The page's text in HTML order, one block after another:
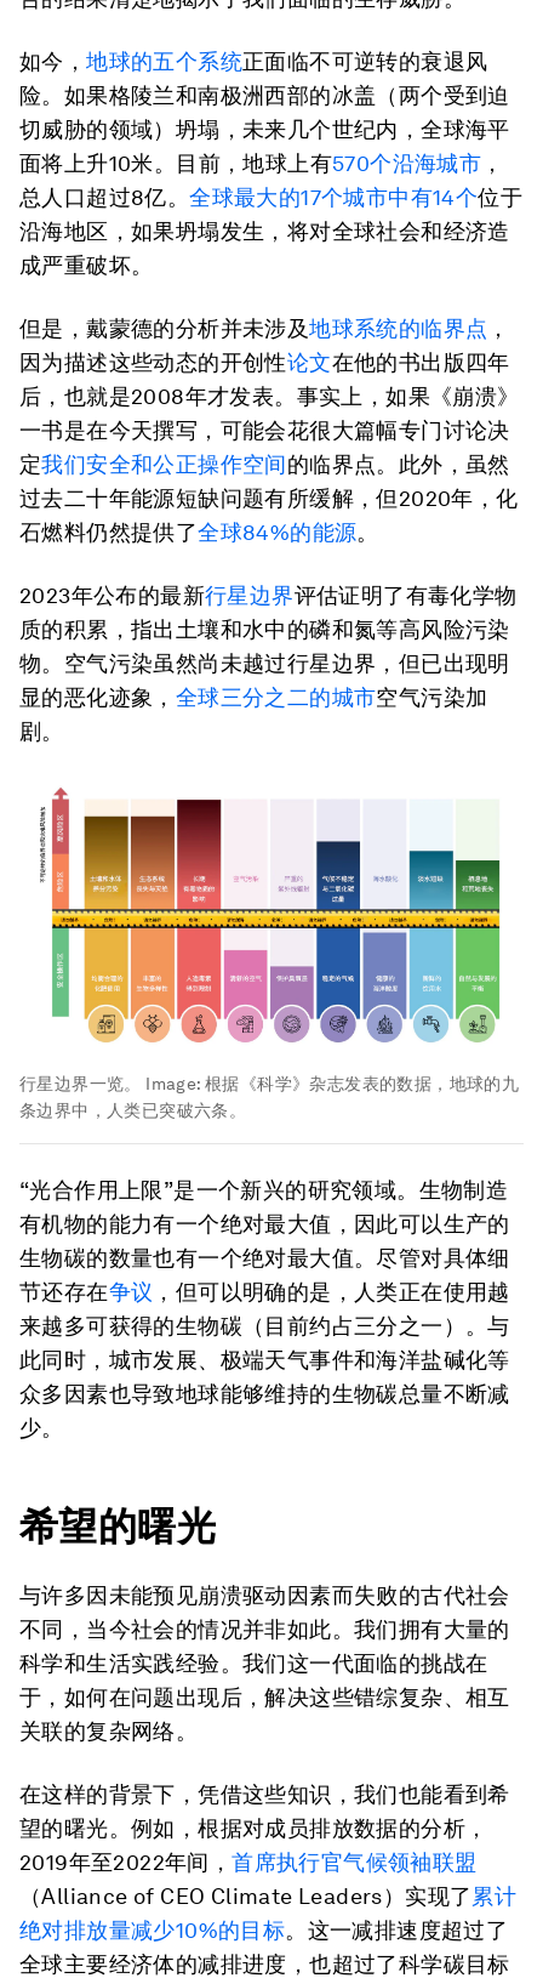
如今，地球的五个系统正面临不可逆转的衰退风
险。如果格陵兰和南极洲西部的冰盖（两个受到迫
切威胁的领域）坍塌，未来几个世纪内，全球海平
面将上升10米。目前，地球上有570个沿海城市 ，
总人口超过8亿。全球最大的17个城市中有14个位于
沿海地区，如果坍塌发生，将对全球社会和经济造
成严重破坏。
但是，戴蒙德的分析并未涉及地球系统的临界点 ，
因为描述这些动态的开创性论文在他的书出版四年
后，也就是2008年才发表。事实上，如果《崩溃》
一书是在今天撰写，可能会花很大篇幅专门讨论决
定我们安全和公正操作空间的临界点。此外，虽然
过去二十年能源短缺问题有所缓解，但2020年，化
石燃料仍然提供了全球84%的能源。
2023年公布的最新行星边界评估证明了有毒化学物
质的积累，指出土壤和水中的磷和氮等高风险污染
物。空气污染虽然尚未越过行星边界，但已出现明
显的恶化迹象， 全球三分之二的城市空气污染加
剧。
行星边界一览。 Image:根据《科学》杂志发表的数据，地球的九
条边界中，人类已突破六条。
“光合作用上限”是一个新兴的研究领域。生物制造
有机物的能力有一个绝对最大值，因此可以生产的
生物碳的数量也有一个绝对最大值。尽管对具体细
节还存在争议 ，但可以明确的是，人类正在使用越
来越多可获得的生物碳（目前约占三分之一）。与
此同时，城市发展、极端天气事件和海洋盐碱化等
众多因素也导致地球能够维持的生物碳总量不断减
少。
希望的曙光
与许多因未能预见崩溃驱动因素而失败的古代社会
不同，当今社会的情况并非如此。我们拥有大量的
科学和生活实践经验。我们这一代面临的挑战在
于，如何在问题出现后，解决这些错综复杂、相互
关联的复杂网络。
在这样的背景下，凭借这些知识，我们也能看到希
望的曙光。例如，根据对成员排放数据的分析，
2019年至2022年间，首席执行官气候领袖联盟
（Alliance of CEO Climate Leaders）实现了累计
绝对排放量减少10%的目标。这一减排速度超过了
全球主要经济体的减排进度，也超过了科学碳目标